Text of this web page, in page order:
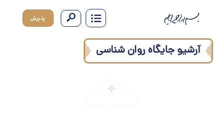
آرشیو جایگاه روان شناسی